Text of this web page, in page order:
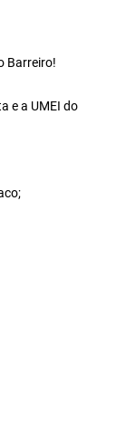
Barreiro!
e a UMEI do